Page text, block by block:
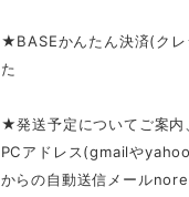
★BASEかんたん決済(クレ
た
★発送予定についてご案内
PCアドレス(gmailや
からの自動送信メール